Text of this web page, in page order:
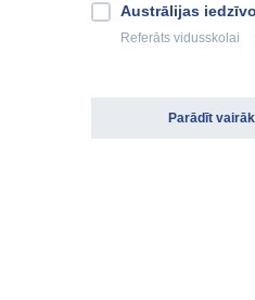
Austrālijas
Referāts vidusskolai
Parādīt